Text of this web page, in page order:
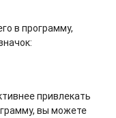
в программу,
привлекать
вы можете